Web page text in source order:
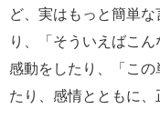
ど、実はもっと簡単
り、「そういえばこ
感動をしたり、「こ
たり、感情とともに、